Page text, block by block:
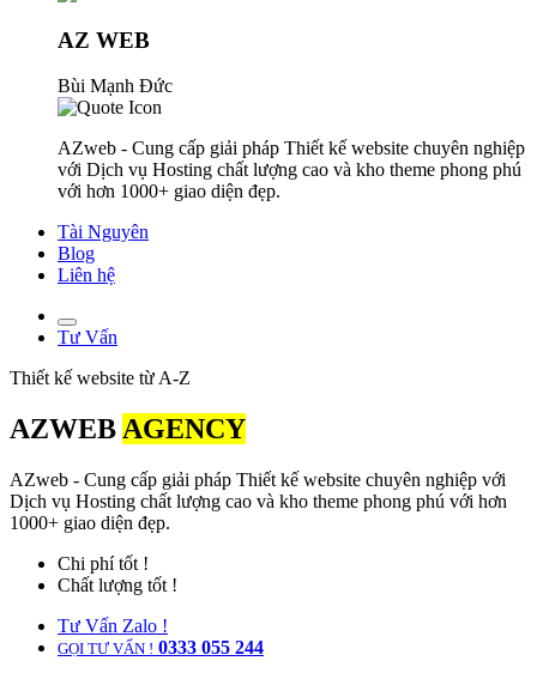
AZ WEB
Bùi Mạnh Đức
AZweb - Cung cấp giải pháp Thiết kế website chuyên nghiệp
với Dịch vụ Hosting chất lượng cao và kho theme phong phú
với hơn 1000+ giao diện đẹp.
Tài Nguyên
Blog
Liên hệ
Tư Vấn
Thiết kế website từ A-Z
AZWEBAGENCY
AZweb - Cung cấp giải pháp Thiết kế website chuyên nghiệp với
Dịch vụ Hosting chất lượng cao và kho theme phong phú với hơn
1000+ giao diện đẹp.
Chi phí tốt !
Chất lượng tốt !
Tư Vấn Zalo !
GỌI TƯ VẤN ! 0333 055 244